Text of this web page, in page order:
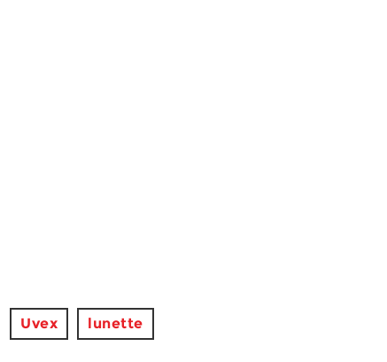
Uvex lunette